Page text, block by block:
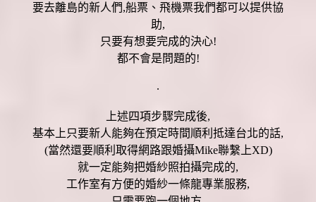
要去離島的新人們,船票、飛機票我們都可以提供協
助,
只要有想要完成的決心!
都不會是問題的!
.
上述四項步驟完成後,
基本上只要新人能夠在預定時間順利抵達台北的話,
(當然還要順利取得網路跟婚攝Mike聯繫上XD)
就一定能夠把婚紗照拍攝完成的,
工作室有方便的婚紗一條龍專業服務,